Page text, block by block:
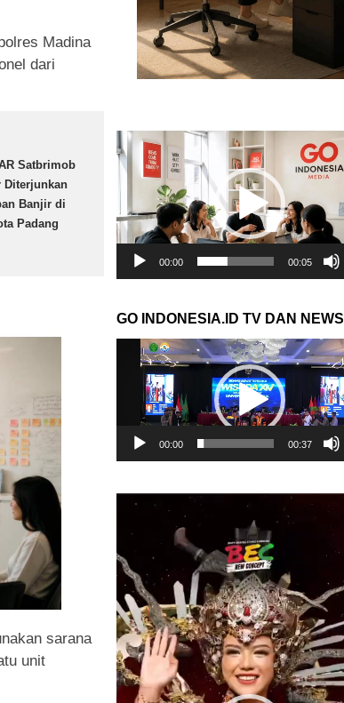
Madina
dari
Satbrimob
Diterjunkan
Banjir di
Padang
sarana
unit
Pemutar
Video
00:00 00:05
GO INDONESIA.ID TV DAN NEWS
Pemutar
Video
00:00 00:37
Pemutar